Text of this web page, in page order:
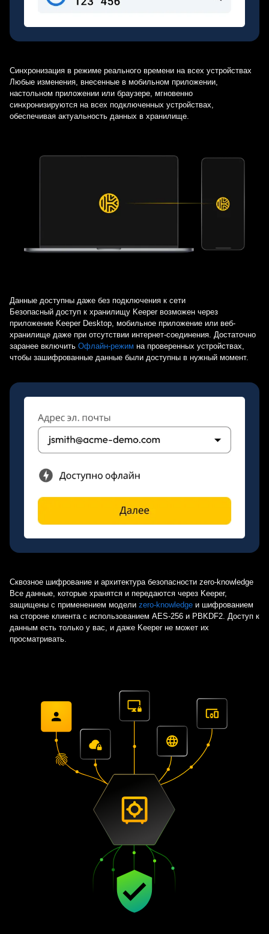
Синхронизация в режиме реального времени на всех устройствах
Любые изменения, внесенные в мобильном приложении,
настольном приложении или браузере, мгновенно
синхронизируются на всех подключенных устройствах,
обеспечивая актуальность данных в хранилище.
Данные доступны даже без подключения к сети
Безопасный доступ к хранилищу Keeper возможен через
приложение Keeper Desktop, мобильное приложение или веб-
хранилище даже при отсутствии интернет-соединения. Достаточно
заранее включить Офлайн-режим на проверенных устройствах,
чтобы зашифрованные данные были доступны в нужный момент.
Сквозное шифрование и архитектура безопасности zero-knowledge
Все данные, которые хранятся и передаются через Keeper,
защищены с применением модели zero-knowledge и шифрованием
на стороне клиента с использованием AES-256 и PBKDF2. Доступ к
данным есть только у вас, и даже Keeper не может их
просматривать.